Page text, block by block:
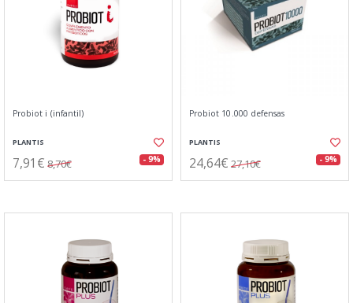
Probiot i (infantil)
PLANTIS
7,91€ 8,70€ - 9%
Probiot 10.000 defensas
PLANTIS
24,64€ 27,10€ - 9%